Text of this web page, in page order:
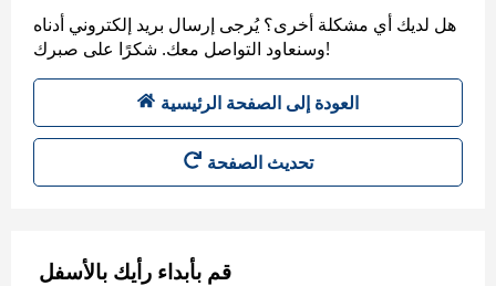
هل لديك أي مشكلة أخرى؟ يُرجى إرسال بريد إلكتروني أدناه
وسنعاود التواصل معك. شكرًا على صبرك!
العودة إلى الصفحة الرئيسية
تحديث الصفحة
قم بأبداء رأيك بالأسفل